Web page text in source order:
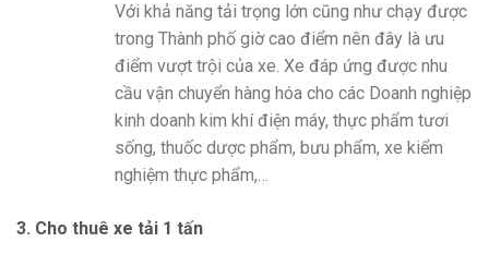
Với khả năng tải trọng lớn cũng như chạy được
trong Thành phố giờ cao điểm nên đây là ưu
điểm vượt trội của xe. Xe đáp ứng được nhu
cầu vận chuyển hàng hóa cho các Doanh nghiệp
kinh doanh kim khí điện máy, thực phẩm tươi
sống, thuốc dược phẩm, bưu phẩm, xe kiểm
nghiệm thực phẩm,…
3. Cho thuê xe tải 1 tấn